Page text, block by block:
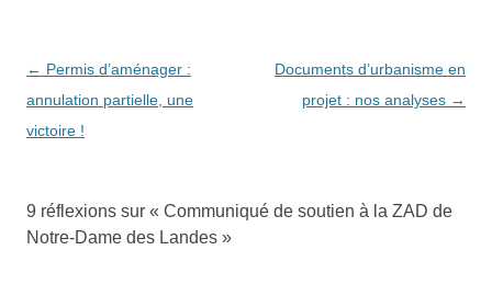
Navigation
des
articles
← Permis d’aménager :
annulation partielle, une
victoire !
Documents d’urbanisme en
projet : nos analyses →
9 réflexions sur « Communiqué de soutien à la ZAD de
Notre-Dame des Landes »